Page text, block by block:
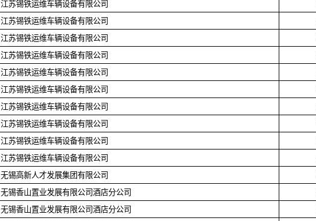
江苏锡铁运维车辆设备有限公司
江苏锡铁运维车辆设备有限公司
江苏锡铁运维车辆设备有限公司
江苏锡铁运维车辆设备有限公司
江苏锡铁运维车辆设备有限公司
江苏锡铁运维车辆设备有限公司
江苏锡铁运维车辆设备有限公司
江苏锡铁运维车辆设备有限公司
江苏锡铁运维车辆设备有限公司
江苏锡铁运维车辆设备有限公司
无锡高新人才发展集团有限公司
无锡香山置业发展有限公司酒店分公司
无锡香山置业发展有限公司酒店分公司